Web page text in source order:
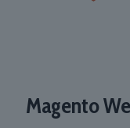
Magento